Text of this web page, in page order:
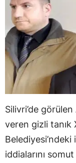
Silivri’de
veren gizli tanık
iddialarını